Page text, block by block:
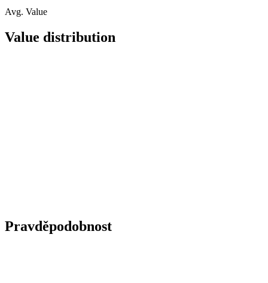
Avg. Value
Value distribution
Pravděpodobnost